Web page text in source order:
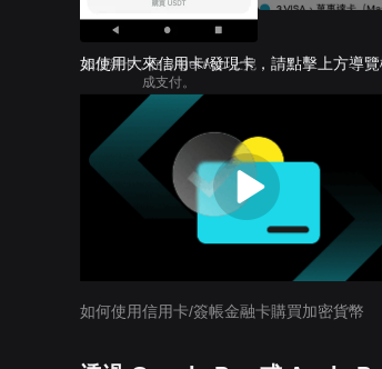
添加新卡，在 Bitget App 上完
成支付。
如使用大來信用卡/發現卡，請點擊上方導
如何使用信用卡/簽帳金融卡購買加密貨幣